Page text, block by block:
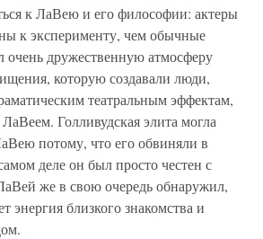
к ЛаВею и его философии: актеры
к эксперименту, чем обычные
дружественную атмосферу
которую создавали люди,
театральным эффектам,
Голливудская элита могла
потому, что его обвиняли в
деле он был просто честен с
же в свою очередь обнаружил,
энергия близкого знакомства и